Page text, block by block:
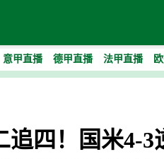
意甲直播 德甲直播 法甲直播
追四！国米4-3